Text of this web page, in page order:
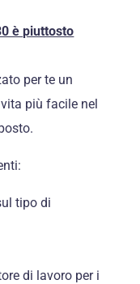
è piuttosto
per te un
più facile nel
tipo di
di lavoro per i